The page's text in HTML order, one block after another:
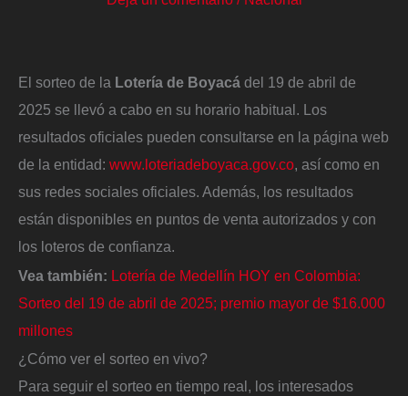
El sorteo de la Lotería de Boyacá del 19 de abril de
2025 se llevó a cabo en su horario habitual. Los
resultados oficiales pueden consultarse en la página web
de la entidad: www.loteriadeboyaca.gov.co, así como en
sus redes sociales oficiales. Además, los resultados
están disponibles en puntos de venta autorizados y con
los loteros de confianza.
Vea también: Lotería de Medellín HOY en Colombia:
Sorteo del 19 de abril de 2025; premio mayor de $16.000
millones
¿Cómo ver el sorteo en vivo?
Para seguir el sorteo en tiempo real, los interesados